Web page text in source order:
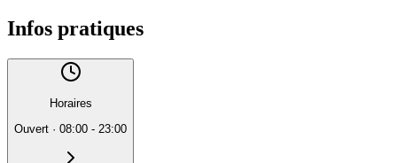
Infos pratiques
Horaires
Ouvert · 08:00 - 23:00